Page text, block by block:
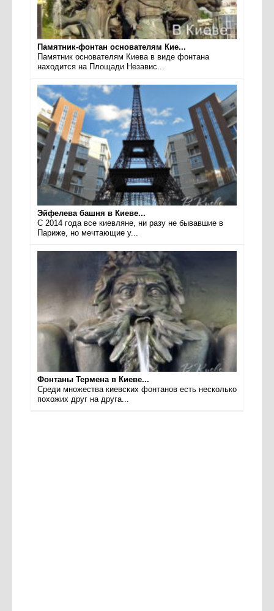
Памятник-фонтан основателям Кие...
Памятник основателям Киева в виде фонтана
находится на Площади Независ...
Эйфелева башня в Киеве...
С 2014 года все киевляне, ни разу не бывавшие в
Париже, но мечтающие у...
Фонтаны Термена в Киеве...
Среди множества киевских фонтанов есть несколько
похожих друг на друга...